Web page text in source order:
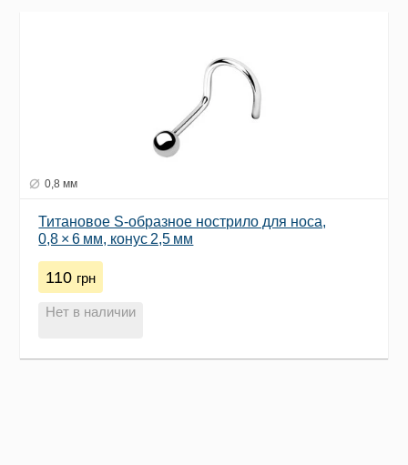
0,8 мм
Титановое S‑образное нострило для носа,
0,8 × 6 мм, конус 2,5 мм
110 грн
Нет в наличии